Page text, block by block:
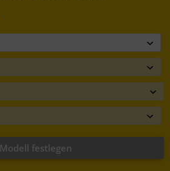
Modell festlegen